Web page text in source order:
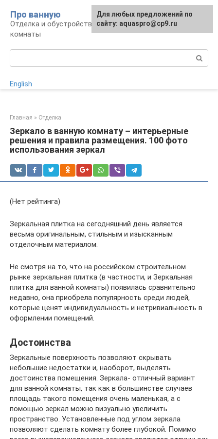
контенту
Про ванную
Отделка и обустройство современной ванной
комнаты
English
Главная » Отделка
Зеркало в ванную комнату – интерьерные
решения и правила размещения. 100 фото
использования зеркал
(Нет рейтинга)
Зеркальная плитка на сегодняшний день является
весьма оригинальным, стильным и изысканным
отделочным материалом.
Не смотря на то, что на российском строительном
рынке зеркальная плитка (в частности, и Зеркальная
плитка для ванной комнаты) появилась сравнительно
недавно, она приобрела популярность среди людей,
которые ценят индивидуальность и нетривиальность в
оформлении помещений.
Достоинства
Зеркальные поверхность позволяют скрывать
небольшие недостатки и, наоборот, выделять
достоинства помещения. Зеркала- отличный вариант
для ванной комнаты, так как в большинстве случаев
площадь такого помещения очень маленькая, а с
помощью зеркал можно визуально увеличить
пространство. Установленные под углом зеркала
позволяют сделать комнату более глубокой. Помимо
Для любых предложений по
сайту: aquaspro@cp9.ru